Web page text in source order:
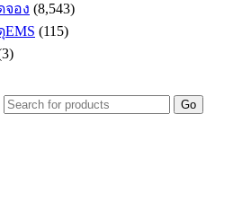
จอง (8,543)
(115)
Go